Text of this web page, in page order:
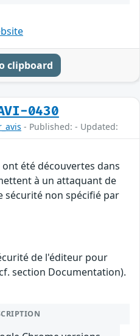
clipboard
0430
- Published: - Updated:
été découvertes dans
à un attaquant de
sécurité non spécifié par
de l'éditeur pour
section Documentation).